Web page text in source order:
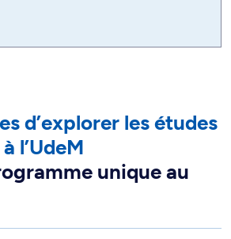
d’explorer les études
l’UdeM
unique au